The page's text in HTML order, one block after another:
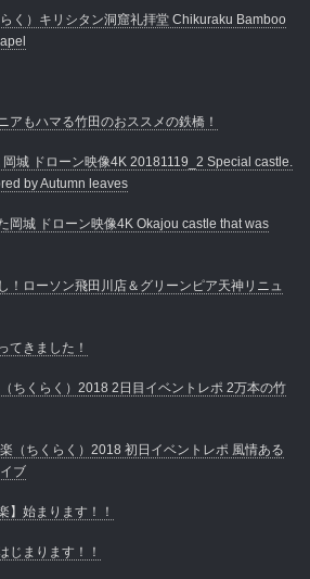
く）キリシタン洞窟礼拝堂 Chikuraku Bamboo
アもハマる竹田のおススメの鉄橋！
城 ドローン映像4K 20181119_2 Special castle.
by Autumn leaves
岡城 ドローン映像4K Okajou castle that was
！ローソン飛田川店＆グリーンピア天神リニュ
てきました！
ちくらく）2018 2日目イベントレポ 2万本の竹
（ちくらく）2018 初日イベントレポ 風情ある
ブ
】始まります！！
じまります！！